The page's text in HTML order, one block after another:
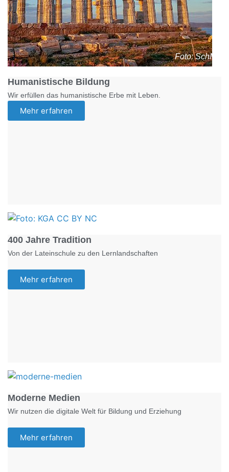
Foto: SchM
Humanistische Bildung
Wir erfüllen das humanistische Erbe mit Leben.
Mehr erfahren
400 Jahre Tradition
Von der Lateinschule zu den Lernlandschaften
Mehr erfahren
Moderne Medien
Wir nutzen die digitale Welt für Bildung und Erziehung
Mehr erfahren